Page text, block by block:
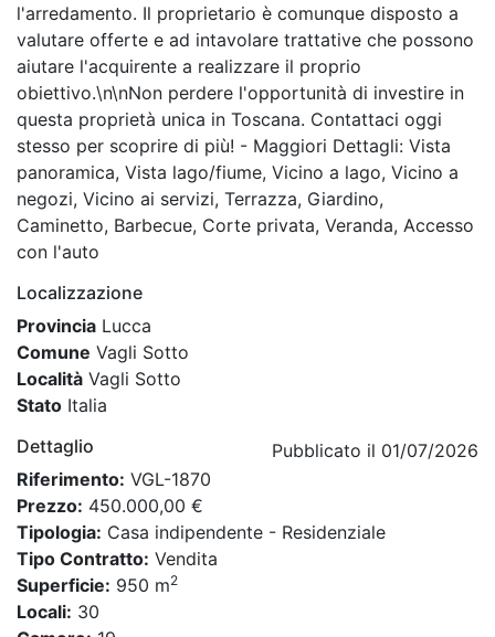
l'arredamento. Il proprietario è comunque disposto a
valutare offerte e ad intavolare trattative che possono
aiutare l'acquirente a realizzare il proprio
obiettivo.\n\nNon perdere l'opportunità di investire in
questa proprietà unica in Toscana. Contattaci oggi
stesso per scoprire di più! - Maggiori Dettagli: Vista
panoramica, Vista lago/fiume, Vicino a lago, Vicino a
negozi, Vicino ai servizi, Terrazza, Giardino,
Caminetto, Barbecue, Corte privata, Veranda, Accesso
con l'auto
Localizzazione
Provincia Lucca
Comune Vagli Sotto
Località Vagli Sotto
Stato Italia
Dettaglio
Pubblicato il 01/07/2026
Riferimento: VGL-1870
Prezzo: 450.000,00 €
Tipologia: Casa indipendente - Residenziale
Tipo Contratto: Vendita
Superficie: 950 m2
Locali: 30